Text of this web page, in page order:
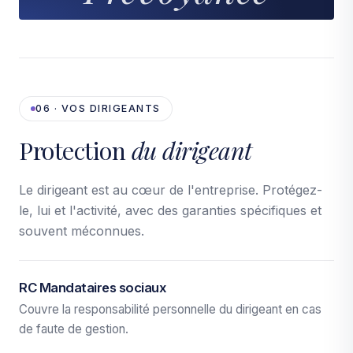
06 · VOS DIRIGEANTS
Protection du dirigeant
Le dirigeant est au cœur de l'entreprise. Protégez-
le, lui et l'activité, avec des garanties spécifiques et
souvent méconnues.
RC Mandataires sociaux
Couvre la responsabilité personnelle du dirigeant en cas
de faute de gestion.